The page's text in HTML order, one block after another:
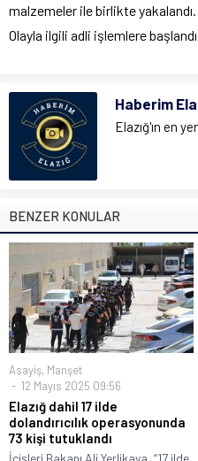
malzemeler ile birlikte yakalandı.
Olayla ilgili adli işlemlere
Haberim
Elazığ'ın en
BENZER KONULAR
Asayiş, Manşet
12 Mayıs 2025 09:56
Elazığ dahil 17 ilde
dolandırıcılık operasyonunda
73 kişi tutuklandı